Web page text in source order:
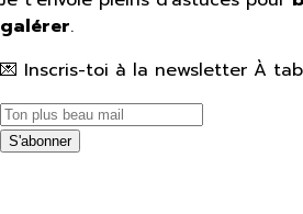
galérer.
💌 Inscris-toi à la newsletter À
S'abonner